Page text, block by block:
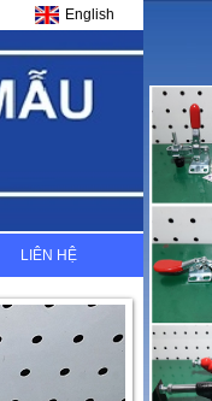
English
LIÊN HỆ